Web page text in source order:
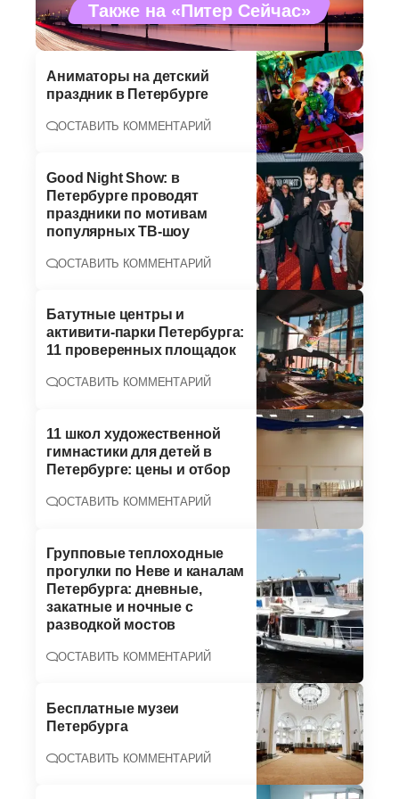
Также на «Питер Сейчас»
Аниматоры на детский
праздник в Петербурге
ОСТАВИТЬ КОММЕНТАРИЙ
Good Night Show: в
Петербурге проводят
праздники по мотивам
популярных ТВ-шоу
ОСТАВИТЬ КОММЕНТАРИЙ
Батутные центры и
активити-парки Петербурга:
11 проверенных площадок
ОСТАВИТЬ КОММЕНТАРИЙ
11 школ художественной
гимнастики для детей в
Петербурге: цены и отбор
ОСТАВИТЬ КОММЕНТАРИЙ
Групповые теплоходные
прогулки по Неве и каналам
Петербурга: дневные,
закатные и ночные с
разводкой мостов
ОСТАВИТЬ КОММЕНТАРИЙ
Бесплатные музеи
Петербурга
ОСТАВИТЬ КОММЕНТАРИЙ